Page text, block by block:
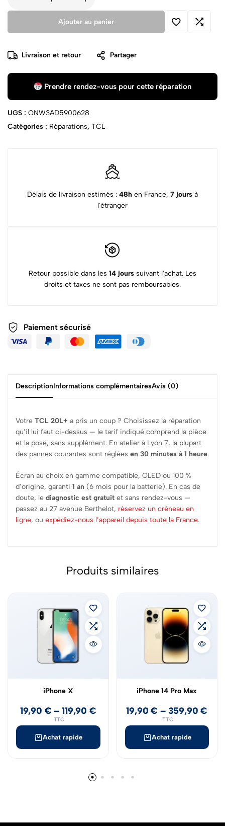
Ajouter au panier
Livraison et retour Partager
Prendre rendez-vous pour cette réparation
UGS : ONW3AD5900628
Catégories : Réparations, TCL
Délais de livraison estimés : 48h en France, 7 jours à
l'étranger
Retour possible dans les 14 jours suivant l'achat. Les
droits et taxes ne sont pas remboursables.
Paiement sécurisé
DescriptionInformations complémentairesAvis (0)
Votre TCL 20L+ a pris un coup ? Choisissez la réparation
qu’il lui faut ci-dessus — le tarif indiqué comprend la pièce
et la pose, sans supplément. En atelier à Lyon 7, la plupart
des pannes courantes sont réglées en 30 minutes à 1 heure.
Écran au choix en gamme compatible, OLED ou 100 %
d’origine, garanti 1 an (6 mois pour la batterie). En cas de
doute, le diagnostic est gratuit et sans rendez-vous —
passez au 27 avenue Berthelot, réservez un créneau en
ligne, ou expédiez-nous l’appareil depuis toute la France.
Produits similaires
Achat rapide
iPhone X
19,90 € –119,90 €
TTC
Achat rapide
iPhone 14 Pro Max
19,90€ – 359,90€
TTC